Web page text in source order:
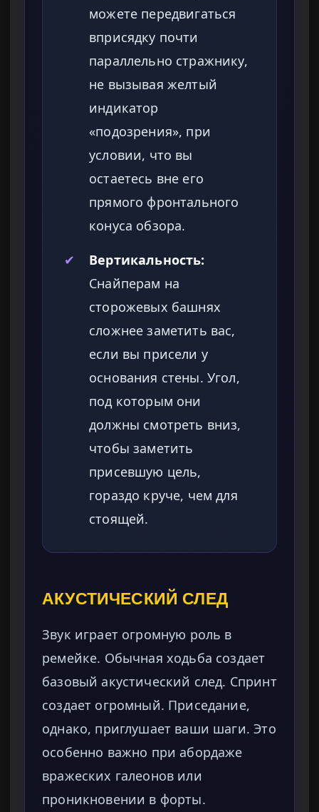
можете передвигаться
вприсядку почти
параллельно стражнику,
не вызывая желтый
индикатор
«подозрения», при
условии, что вы
остаетесь вне его
прямого фронтального
конуса обзора.
✔
Вертикальность:
Снайперам на
сторожевых башнях
сложнее заметить вас,
если вы присели у
основания стены. Угол,
под которым они
должны смотреть вниз,
чтобы заметить
присевшую цель,
гораздо круче, чем для
стоящей.
АКУСТИЧЕСКИЙ СЛЕД
Звук играет огромную роль в
ремейке. Обычная ходьба создает
базовый акустический след. Спринт
создает огромный. Приседание,
однако, приглушает ваши шаги. Это
особенно важно при абордаже
вражеских галеонов или
проникновении в форты.